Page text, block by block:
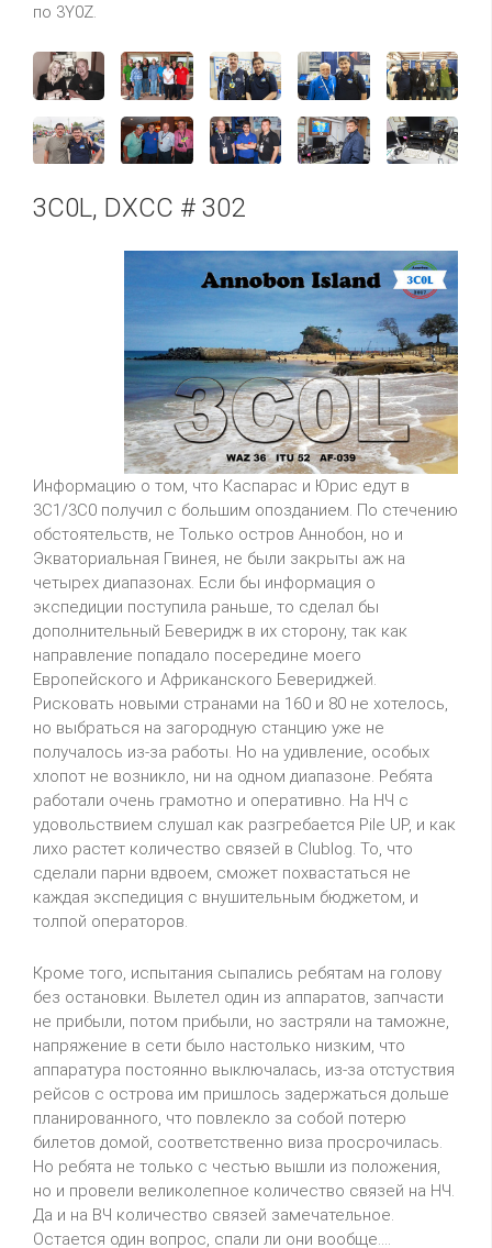
по 3Y0Z.
3C0L, DXCC # 302
Информацию о том, что Каспарас и Юрис едут в
3C1/3C0 получил с большим опозданием. По стечению
обстоятельств, не Только остров Аннобон, но и
Экваториальная Гвинея, не были закрыты аж на
четырех диапазонах. Если бы информация о
экспедиции поступила раньше, то сделал бы
дополнительный Беверидж в их сторону, так как
направление попадало посередине моего
Европейского и Африканского Бевериджей.
Рисковать новыми странами на 160 и 80 не хотелось,
но выбраться на загородную станцию уже не
получалось из-за работы. Но на удивление, особых
хлопот не возникло, ни на одном диапазоне. Ребята
работали очень грамотно и оперативно. На НЧ с
удовольствием слушал как разгребается Pile UP, и как
лихо растет количество связей в Clublog. То, что
сделали парни вдвоем, сможет похвастаться не
каждая экспедиция с внушительным бюджетом, и
толпой операторов.
Кроме того, испытания сыпались ребятам на голову
без остановки. Вылетел один из аппаратов, запчасти
не прибыли, потом прибыли, но застряли на таможне,
напряжение в сети было настолько низким, что
аппаратура постоянно выключалась, из-за отстуствия
рейсов с острова им пришлось задержаться дольше
планированного, что повлекло за собой потерю
билетов домой, соответственно виза просрочилась.
Но ребята не только с честью вышли из положения,
но и провели великолепное количество связей на НЧ.
Да и на ВЧ количество связей замечательное.
Остается один вопрос, спали ли они вообще....